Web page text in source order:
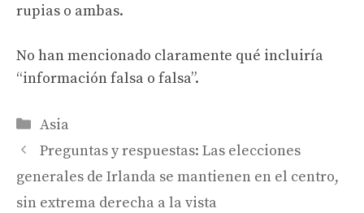
rupias o ambas.
No han mencionado claramente qué incluiría
“información falsa o falsa”.
Categories
Asia
Preguntas y respuestas: Las elecciones
generales de Irlanda se mantienen en el centro,
sin extrema derecha a la vista